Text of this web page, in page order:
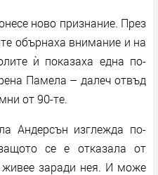
ново признание. През
обърнаха внимание и на
ѝ показаха една по-
Памела – далеч отвъд
от 90-те.
Андерсън изглежда по-
се е отказала от
заради нея. И може